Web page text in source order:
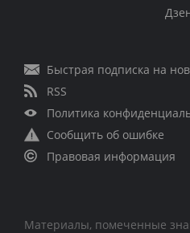
Быстрая подписка на
RSS
Политика
Сообщить об ошибке
Правовая информация
Материалы, помеченные